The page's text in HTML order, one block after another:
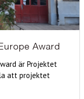
Award
är Projektet
att projektet